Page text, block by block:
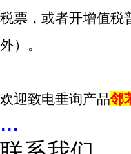
税票，或者开增值税
外）。
欢迎致电垂询产品邻
...